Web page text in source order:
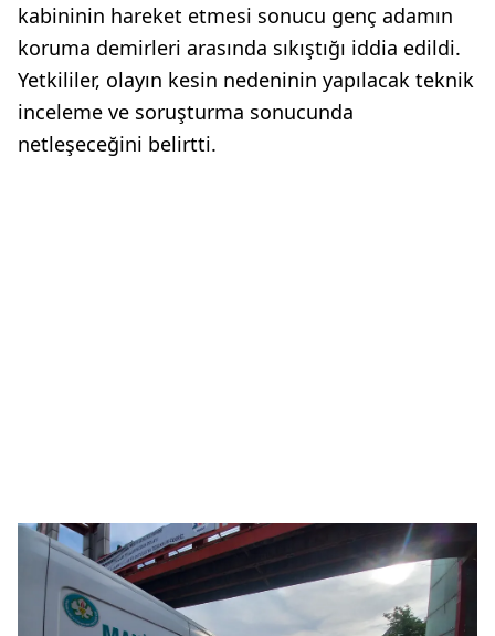
kabininin hareket etmesi sonucu genç adamın
koruma demirleri arasında sıkıştığı iddia edildi.
Yetkililer, olayın kesin nedeninin yapılacak teknik
inceleme ve soruşturma sonucunda
netleşeceğini belirtti.